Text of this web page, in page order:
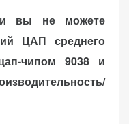
вы не можете
ЦАП среднего
чипом 9038 и